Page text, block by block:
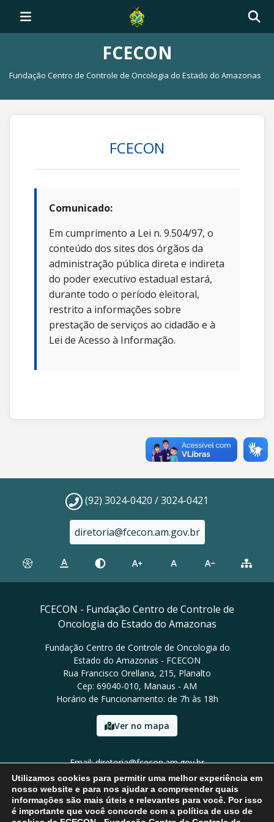
FCECON
Fundação Centro de Controle de Oncologia do Estado do Amazonas
FCECON
Comunicado:
Em cumprimento a Lei n. 9.504/97, o
conteúdo dos sites dos órgãos da
administração pública direta e indireta
do poder executivo estadual estará,
durante todo o período eleitoral,
restrito a informações sobre
prestação de serviços ao cidadão e à
Lei de Acesso à Informação.
(92) 3024-0420 / 3024-0421
diretoria@fcecon.am.gov.br
FCECON - Fundação Centro de Controle de
Oncologia do Estado do Amazonas
Fundação Centro de Controle de Oncologia do
Estado do Amazonas - FCECON
Rua Francisco Orellana, 215, Planalto
Cep: 69040-010, Manaus - AM
Horário de Funcionamento: de 7h às 18h
Ver no mapa
Email: diretoria@fcecon.am.gov.br
Tel: (92) 3024-0420 / 3024-0421
Utilizamos cookies para permitir uma melhor experiência em
nosso website e para nos ajudar a compreender quais
informações são mais úteis e relevantes para você. Por isso
é importante que você concorde com a política de uso de